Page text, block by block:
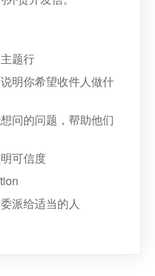
题行
明你希望收件人做什
问的问题，帮助他们
可信度
派给适当的人